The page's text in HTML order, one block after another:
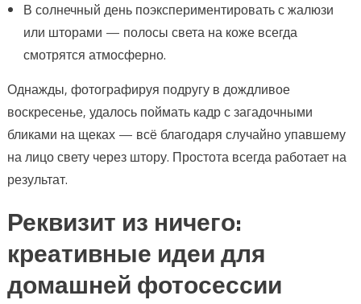
В солнечный день поэкспериментировать с жалюзи
или шторами — полосы света на коже всегда
смотрятся атмосферно.
Однажды, фотографируя подругу в дождливое
воскресенье, удалось поймать кадр с загадочными
бликами на щеках — всё благодаря случайно упавшему
на лицо свету через штору. Простота всегда работает на
результат.
Реквизит из ничего:
креативные идеи для
домашней фотосессии